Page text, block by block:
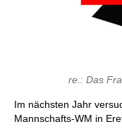
re.: Das
Im nächsten Jahr
Mannschafts-WM in